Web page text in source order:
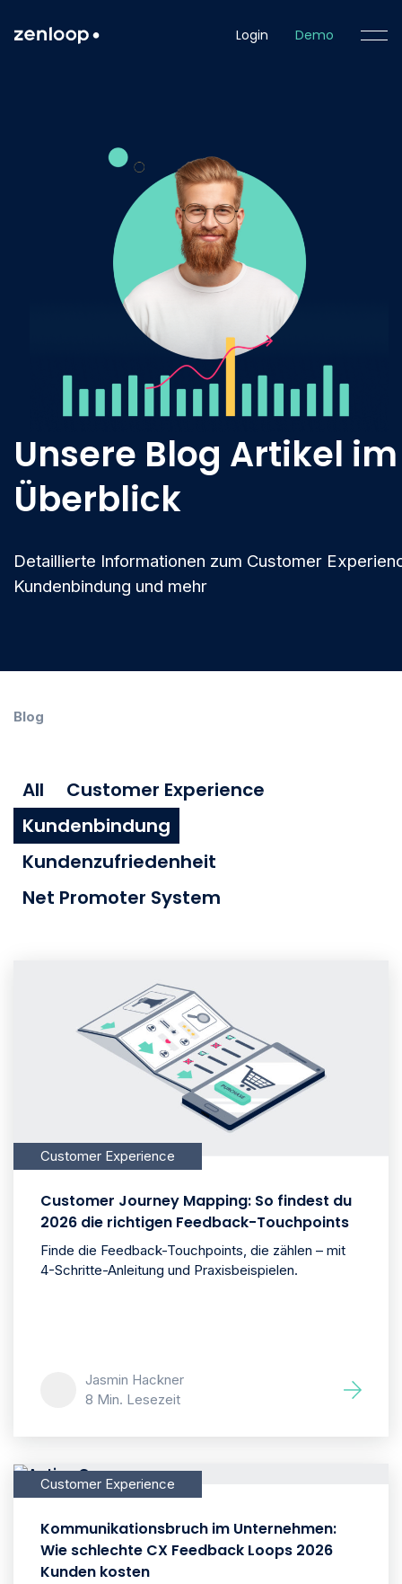
Login Demo
Unsere Blog Artikel im
Überblick
Detaillierte Informationen zum Customer
Kundenbindung und mehr
Blog
All
Customer Experience
Kundenbindung
Kundenzufriedenheit
Net Promoter System
Customer Experience
Customer Journey Mapping: So findest du
2026 die richtigen Feedback-Touchpoints
Finde die Feedback-Touchpoints, die zählen – mit
4-Schritte-Anleitung und Praxisbeispielen.
Jasmin Hackner
8 Min. Lesezeit
Customer Experience
Kommunikationsbruch im Unternehmen:
Wie schlechte CX Feedback Loops 2026
Kunden kosten